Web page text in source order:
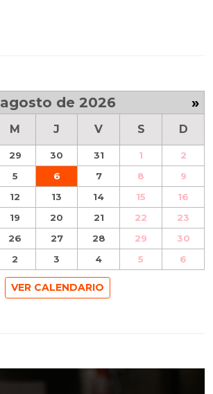
agosto de 2026 »
M J V S D
29 30 31 1
2
5 6 7 8
9
12 13 14 15
16
19 20 21 22
23
26 27 28 29
30
2 3 4 5 6
VER CALENDARIO